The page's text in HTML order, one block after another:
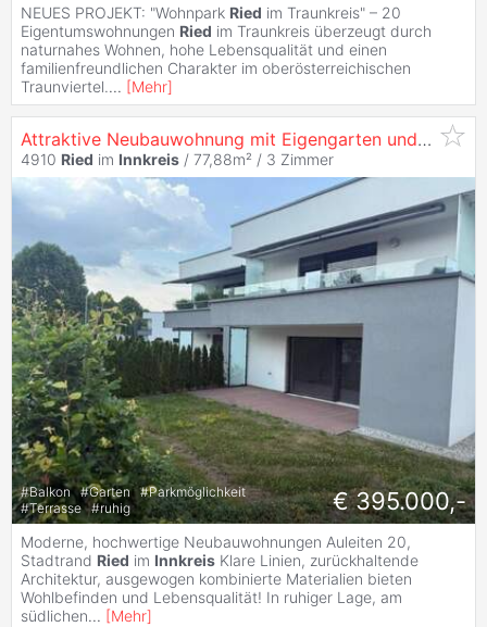
NEUES PROJEKT: "Wohnpark Ried im Traunkreis" – 20
Eigentumswohnungen Ried im Traunkreis überzeugt durch
naturnahes Wohnen, hohe Lebensqualität und einen
familienfreundlichen Charakter im oberösterreichischen
Traunviertel.... [Mehr]
Attraktive Neubauwohnung mit Eigengarten und PKW-Stellplätzen im Freien
4910 Ried im Innkreis / 77,88m² / 3 Zimmer
#Balkon #Garten #Parkmöglichkeit
#Terrasse #ruhig € 395.000,-
Moderne, hochwertige Neubauwohnungen Auleiten 20,
Stadtrand Ried im Innkreis Klare Linien, zurückhaltende
Architektur, ausgewogen kombinierte Materialien bieten
Wohlbefinden und Lebensqualität! In ruhiger Lage, am
südlichen... [Mehr]